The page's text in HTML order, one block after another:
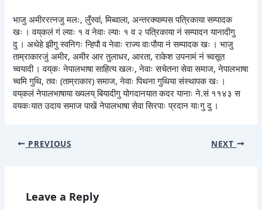
भाजु अमीररत्नजु मलः, लुँस्वां, मिब्वाला, अन्तरक्याम्पस पत्रिकाया सम्पादक
खः । वय्‌कलं गं ल्याः १ व नेवाः ल्याः १ व २ पत्रिकाया नं सम्पादन यानादीगु
दु । अथेहे झीगु स्वनिगः न्हिपौ व नेवाः राज्य वाःपौया नं सम्पादक खः । भाजु
ताम्राकारजुं अमीर, अमीर आर तुलाधर, आरता, राकेश उपनामं नं च्वसूत
च्वयादी । वय्‌कः नेपालभाषा साहित्य खलः, नेवाः सचेतना सेवा समाज, नेपालभाषा
च्वमि गुथि, तवः (ताम्राकार) समाज, नेवाः पिथना गुथिया संस्थापक खः ।
वय्‌कलं नेपालभाषाया ख्यलय् बियादीगु योगदानयात कदर यानाः ने.सं ११४३ स
वयकःयात उदाय समाज पाखें नेपालभाषा सेवा सिरपाः प्रदान याःगु दु ।
PREVIOUS NEXT
Leave a Reply